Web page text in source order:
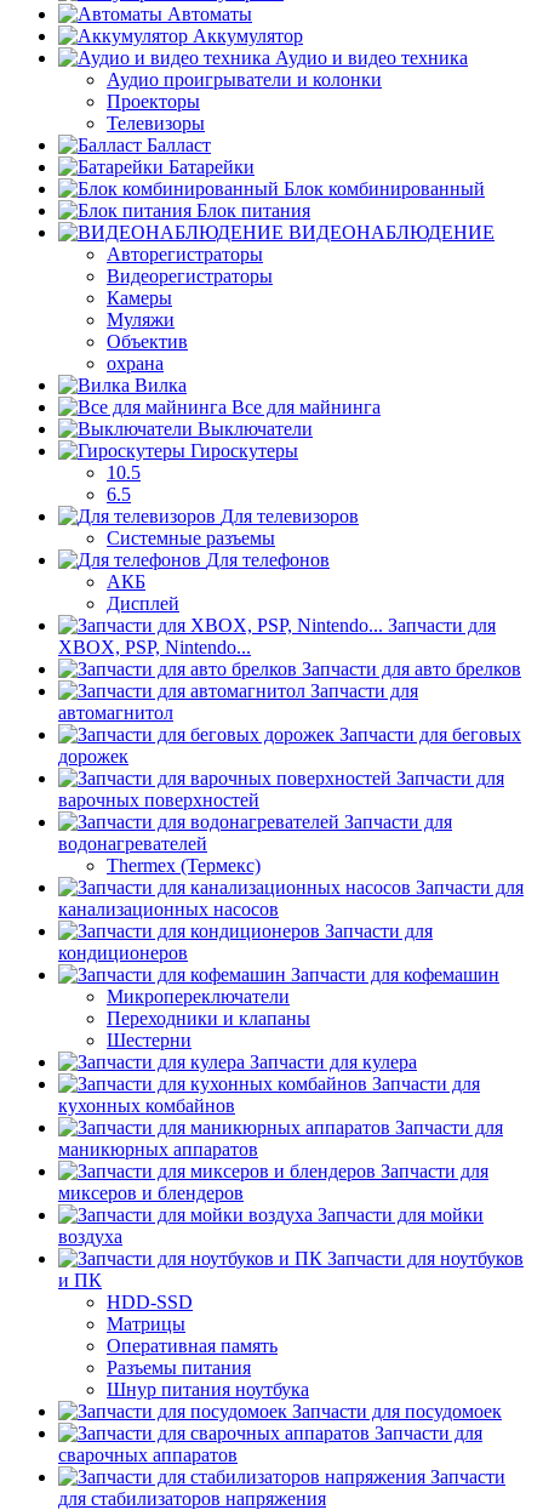
Автоматы
Аккумулятор
Аудио и видео техника
Аудио проигрыватели и колонки
Проекторы
Телевизоры
Балласт
Батарейки
Блок комбинированный
Блок питания
ВИДЕОНАБЛЮДЕНИЕ
Авторегистраторы
Видеорегистраторы
Камеры
Муляжи
Объектив
охрана
Вилка
Все для майнинга
Выключатели
Гироскутеры
10.5
6.5
Для телевизоров
Системные разъемы
Для телефонов
АКБ
Дисплей
Запчасти для
XBOX, PSP, Nintendo...
Запчасти для авто брелков
Запчасти для
автомагнитол
Запчасти для беговых
дорожек
Запчасти для
варочных поверхностей
Запчасти для
водонагревателей
Thermex (Термекс)
Запчасти для
канализационных насосов
Запчасти для
кондиционеров
Запчасти для кофемашин
Микропереключатели
Переходники и клапаны
Шестерни
Запчасти для кулера
Запчасти для
кухонных комбайнов
Запчасти для
маникюрных аппаратов
Запчасти для
миксеров и блендеров
Запчасти для мойки
воздуха
Запчасти для ноутбуков
и ПК
HDD-SSD
Матрицы
Оперативная память
Разъемы питания
Шнур питания ноутбука
Запчасти для посудомоек
Запчасти для
сварочных аппаратов
Запчасти
для стабилизаторов напряжения